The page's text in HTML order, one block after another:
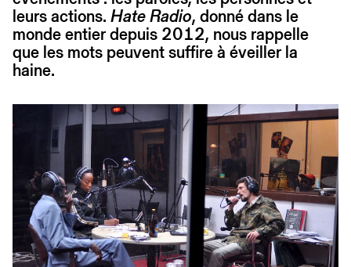
leurs actions. Hate Radio, donné dans le
monde entier depuis 2012, nous rappelle
que les mots peuvent suffire à éveiller la
haine.